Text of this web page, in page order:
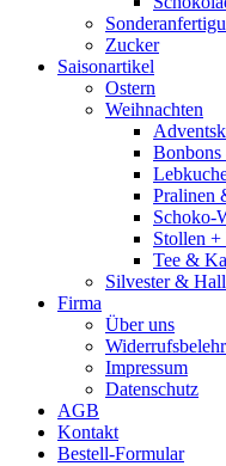
Zucker
Saisonartikel
Ostern
Weihnachten
Pralinen
Schoko-
Stollen
Tee &
Silvester &
Firma
Über uns
Impressum
Datenschutz
AGB
Kontakt
Bestell-Formular